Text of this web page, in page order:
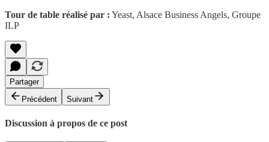
Tour de table réalisé par : Yeast, Alsace Business Angels, Groupe
ILP
Partager
Précédent
Suivant
Discussion à propos de ce post